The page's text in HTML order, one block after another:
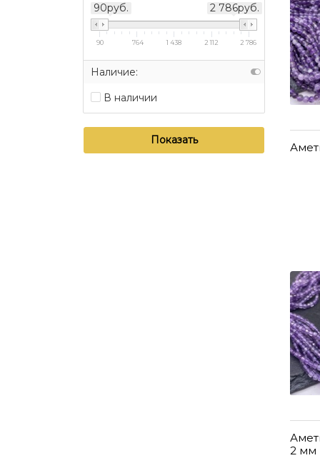
90руб. 2 786руб.
90 764 1 438 2 112 2 786
Наличие:
В наличии
Показать
2 мм